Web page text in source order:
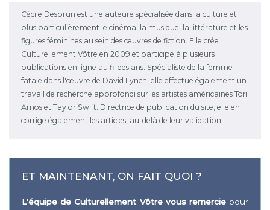
Cécile Desbrun est une auteure spécialisée dans la culture et
plus particulièrement le cinéma, la musique, la littérature et les
figures féminines au sein des œuvres de fiction. Elle crée
Culturellement Vôtre en 2009 et participe à plusieurs
publications en ligne au fil des ans. Spécialiste de la femme
fatale dans l'œuvre de David Lynch, elle effectue également un
travail de recherche approfondi sur les artistes américaines Tori
Amos et Taylor Swift. Directrice de publication du site, elle en
corrige également les articles, au-delà de leur validation.
ET MAINTENANT, ON FAIT QUOI ?
L'équipe de Culturellement Vôtre vous remerciepour